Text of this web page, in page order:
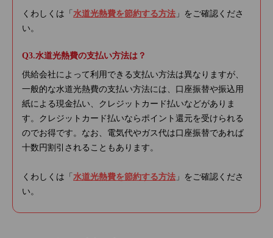
くわしくは「 水道光熱費を節約する方法 」をご確認くださ
い。
水道光熱費の支払い方法は？
供給会社によって利用できる支払い方法は異なりますが、
一般的な水道光熱費の支払い方法には、口座振替や振込用
紙による現金払い、クレジットカード払いなどがありま
す。クレジットカード払いならポイント還元を受けられる
のでお得です。なお、電気代やガス代は口座振替であれば
十数円割引されることもあります。
くわしくは「 水道光熱費を節約する方法 」をご確認くださ
い。